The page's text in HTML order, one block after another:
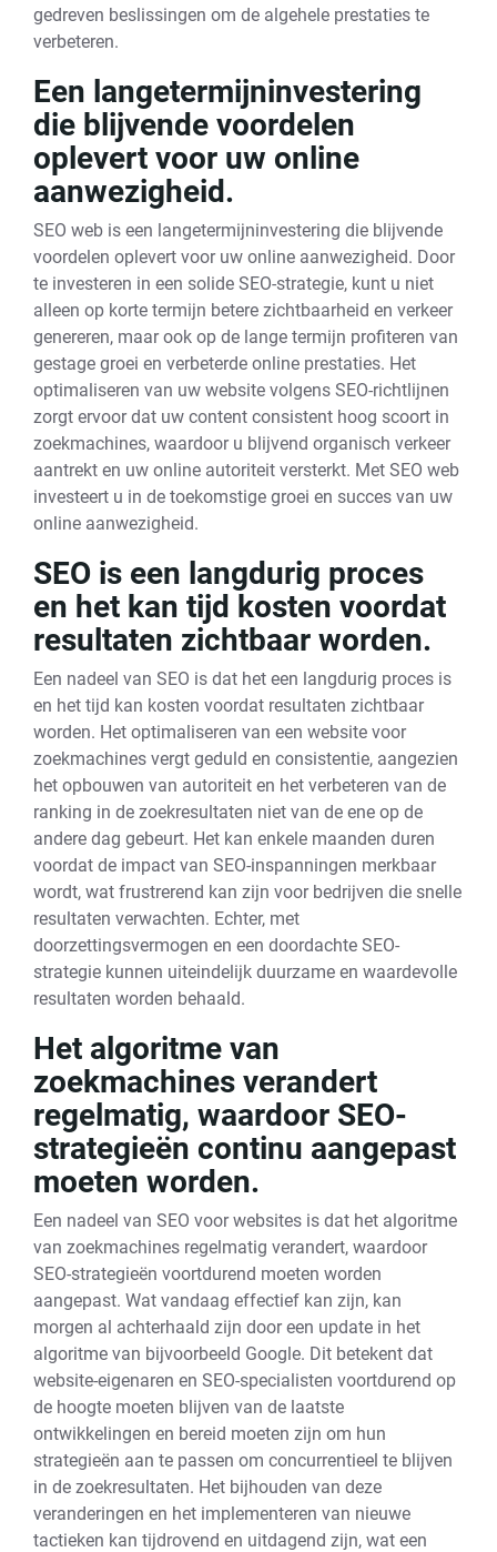
gedreven beslissingen om de algehele prestaties te
verbeteren.
Een langetermijninvestering
die blijvende voordelen
oplevert voor uw online
aanwezigheid.
SEO web is een langetermijninvestering die blijvende
voordelen oplevert voor uw online aanwezigheid. Door
te investeren in een solide SEO-strategie, kunt u niet
alleen op korte termijn betere zichtbaarheid en verkeer
genereren, maar ook op de lange termijn profiteren van
gestage groei en verbeterde online prestaties. Het
optimaliseren van uw website volgens SEO-richtlijnen
zorgt ervoor dat uw content consistent hoog scoort in
zoekmachines, waardoor u blijvend organisch verkeer
aantrekt en uw online autoriteit versterkt. Met SEO web
investeert u in de toekomstige groei en succes van uw
online aanwezigheid.
SEO is een langdurig proces
en het kan tijd kosten voordat
resultaten zichtbaar worden.
Een nadeel van SEO is dat het een langdurig proces is
en het tijd kan kosten voordat resultaten zichtbaar
worden. Het optimaliseren van een website voor
zoekmachines vergt geduld en consistentie, aangezien
het opbouwen van autoriteit en het verbeteren van de
ranking in de zoekresultaten niet van de ene op de
andere dag gebeurt. Het kan enkele maanden duren
voordat de impact van SEO-inspanningen merkbaar
wordt, wat frustrerend kan zijn voor bedrijven die snelle
resultaten verwachten. Echter, met
doorzettingsvermogen en een doordachte SEO-
strategie kunnen uiteindelijk duurzame en waardevolle
resultaten worden behaald.
Het algoritme van
zoekmachines verandert
regelmatig, waardoor SEO-
strategieën continu aangepast
moeten worden.
Een nadeel van SEO voor websites is dat het algoritme
van zoekmachines regelmatig verandert, waardoor
SEO-strategieën voortdurend moeten worden
aangepast. Wat vandaag effectief kan zijn, kan
morgen al achterhaald zijn door een update in het
algoritme van bijvoorbeeld Google. Dit betekent dat
website-eigenaren en SEO-specialisten voortdurend op
de hoogte moeten blijven van de laatste
ontwikkelingen en bereid moeten zijn om hun
strategieën aan te passen om concurrentieel te blijven
in de zoekresultaten. Het bijhouden van deze
veranderingen en het implementeren van nieuwe
tactieken kan tijdrovend en uitdagend zijn, wat een